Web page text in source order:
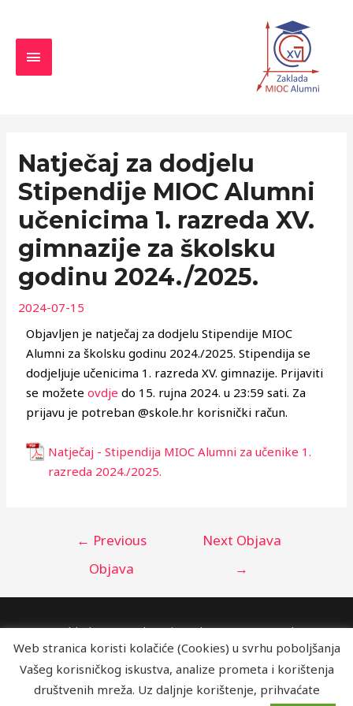
MENU
Natječaj za dodjelu
Stipendije MIOC Alumni
učenicima 1. razreda XV.
gimnazije za školsku
godinu 2024./2025.
2024-07-15
Objavljen je natječaj za dodjelu Stipendije MIOC
Alumni za školsku godinu 2024./2025. Stipendija se
dodjeljuje učenicima 1. razreda XV. gimnazije. Prijaviti
se možeteovdje do 15. rujna 2024. u 23:59 sati. Za
prijavu je potreban @skole.hr korisnički račun.
Natječaj - Stipendija MIOC Alumni za učenike 1.
razreda 2024./2025.
← Previous
Objava
Next Objava
→
Zaklada MIOC Alumni, Jordanovac 8, Zagreb
alumnizaklada@mioc.hr
Upravitelj Zaklade: Luka Pap
Web stranica koristi kolačiće (Cookies) u svrhu poboljšanja
Vašeg korisničkog iskustva, analize prometa i korištenja
društvenih mreža. Uz daljnje korištenje, prihvaćate